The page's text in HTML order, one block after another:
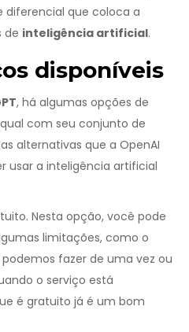
diferencial que coloca a
de inteligência artificial.
disponíveis
, há algumas opções de
com seu conjunto de
alternativas que a OpenAI
usar a inteligência artificial
Nesta opção, você pode
limitações, como o
fazer de uma vez ou
o serviço está
é gratuito já é um bom